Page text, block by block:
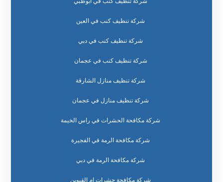
شركة تنظيف كنب في العين
شركة تنظيف كنب في دبي
شركة تنظيف كنب في عجمان
شركة تنظيف منازل الشارقة
شركة تنظيف منازل في عجمان
شركة مكافحة الحشرات في راس الخيمة
شركة مكافحة الرمة في الفجيرة
شركة مكافحة الرمة في دبي
شركة مكافحة حشرات ام القيوين